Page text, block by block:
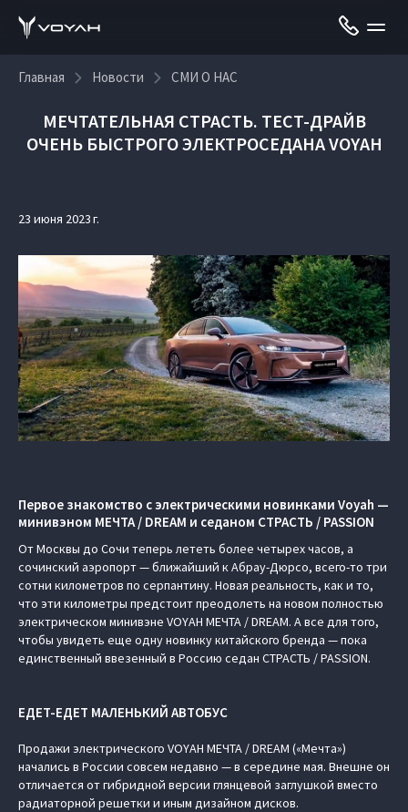
Главная Новости СМИ О НАС
МЕЧТАТЕЛЬНАЯ СТРАСТЬ. ТЕСТ-ДРАЙВ
ОЧЕНЬ БЫСТРОГО ЭЛЕКТРОСЕДАНА VOYAH
23 июня 2023 г.
Первое знакомство с электрическими новинками Voyah —
минивэном МЕЧТА / DREAM и седаном СТРАСТЬ / PASSION
От Москвы до Сочи теперь лететь более четырех часов, а
сочинский аэропорт — ближайший к Абрау-Дюрсо, всего-то три
сотни километров по серпантину. Новая реальность, как и то,
что эти километры предстоит преодолеть на новом полностью
электрическом минивэне VOYAH МЕЧТА / DREAM. А все для того,
чтобы увидеть еще одну новинку китайского бренда — пока
единственный ввезенный в Россию седан СТРАСТЬ / PASSION.
ЕДЕТ-ЕДЕТ МАЛЕНЬКИЙ АВТОБУС
Продажи электрического VOYAH МЕЧТА / DREAM («Мечта»)
начались в России совсем недавно — в середине мая. Внешне он
отличается от гибридной версии глянцевой заглушкой вместо
радиаторной решетки и иным дизайном дисков.